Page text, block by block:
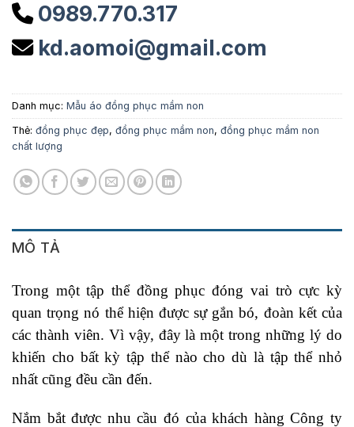
0989.770.317
kd.aomoi@gmail.com
Danh mục: Mẫu áo đồng phục mầm non
Thẻ: đồng phục đẹp, đồng phục mầm non, đồng phục mầm non
chất lượng
MÔ TẢ
Trong một tập thể đồng phục đóng vai trò cực kỳ
quan trọng nó thể hiện được sự gắn bó, đoàn kết của
các thành viên. Vì vậy, đây là một trong những lý do
khiến cho bất kỳ tập thể nào cho dù là tập thể nhỏ
nhất cũng đều cần đến.
Nắm bắt được nhu cầu đó của khách hàng Công ty